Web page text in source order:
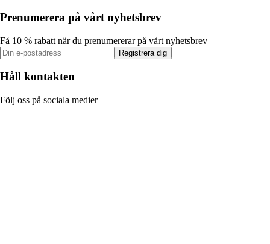
Prenumerera på vårt nyhetsbrev
Få 10 % rabatt när du prenumererar på vårt nyhetsbrev
Registrera dig
Håll kontakten
Följ oss på sociala medier